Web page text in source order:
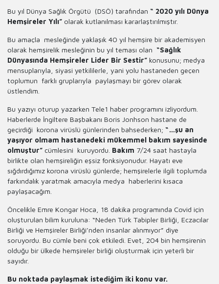
Bu yıl Dünya Sağlık Örgütü (DSÖ) tarafından “ 2020 yılı Dünya
Hemşireler Yılı” olarak kutlanılması kararlaştırılmıştır.
Bu amaçla mesleğinde yaklaşık 40 yıl hemşire bir akademisyen
olarak hemşirelik mesleğinin bu yıl teması olan “Sağlık
Dünyasında Hemşireler Lider Bir Sestir” konusunu; medya
mensuplarıyla, siyasi yetkililerle, yani yolu hastaneden geçen
toplumun farklı gruplarıyla paylaşmayı bir görev olarak
üstlendim.
Bu yazıyı oturup yazarken Tele1 haber programını izliyordum.
Haberlerde İngiltere Başbakanı Boris Jonhson hastane de
geçirdiği korona virüslü günlerinden bahsederken; “…şu an
yaşıyor olmam hastanedeki mükemmel bakım sayesinde
olmuştur” cümlesini kuruyordu. Bakım 7/24 saat hastayla
birlikte olan hemşireliğin eşsiz fonksiyonudur. Hayatı eve
sığdırdığımız korona virüslü günlerde; hemşirelerle ilgili toplumda
farkındalık yaratmak amacıyla medya haberlerini kısaca
paylaşacağım.
Öncelikle Emre Kongar Hoca, 18 dakika programında Covid için
oluşturulan bilim kuruluna: “Neden Türk Tabipler Birliği, Eczacılar
Birliği ve Hemşireler Birliği’nden insanlar alınmıyor” diye
soruyordu. Bu cümle beni çok etkiledi. Evet, 204 bin hemşirenin
olduğu bir ülkede hemşireler birliği oluşturmak için yeterli bir
sayıdır.
Bu noktada paylaşmak istediğim iki konu var.